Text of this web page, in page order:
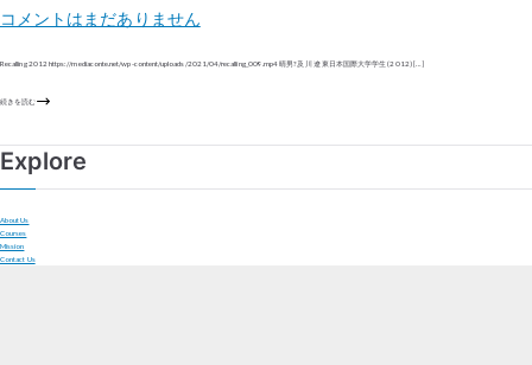
コメントはまだありません
Recalling 2012 https://mediaconte.net/wp-content/uploads/2021/04/recalling_009.mp4 晴男?​ 及川 遼 東日本国際大学学生 (2012) […]
続きを読む
Explore
About Us
Courses
Mission
Contact Us